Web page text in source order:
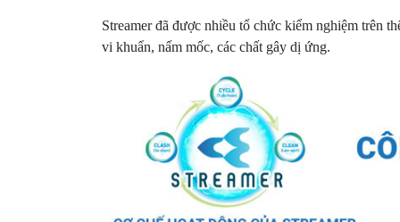
Streamer đã được nhiều tổ chức kiểm nghiệm trên
vi khuẩn, nấm mốc, các chất gây dị ứng.